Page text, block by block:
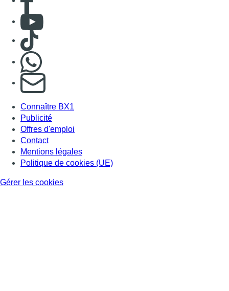
Consulter Youtube
Consulter TikTok
S'abonner à notre newsletter
Connaître BX1
Publicité
Offres d'emploi
Contact
Mentions légales
Politique de cookies (UE)
Gérer les cookies